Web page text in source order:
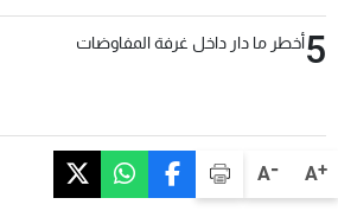
A+
A-
5أخطر ما دار داخل غرفة المفاوضات